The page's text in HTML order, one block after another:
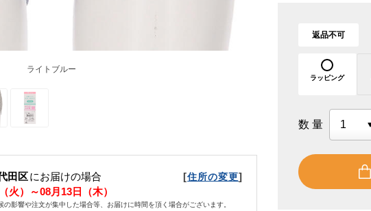
ライトブルー
田区にお届けの場合 [住所の変更]
火）～08月13日（木）
の影響や注文が集中した場合等、お届けに時間を頂く場合がございます。
返品不可
ラッピング
数量